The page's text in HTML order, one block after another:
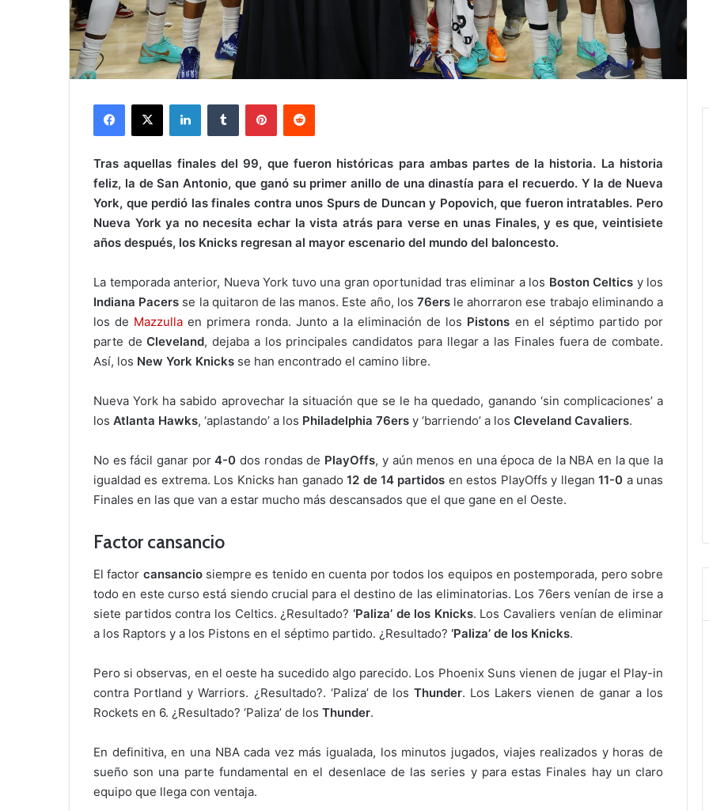
Tras aquellas finales del 99, que fueron históricas para ambas partes de la historia. La historia
feliz, la de San Antonio, que ganó su primer anillo de una dinastía para el recuerdo. Y la de Nueva
York, que perdió las finales contra unos Spurs de Duncan y Popovich, que fueron intratables. Pero
Nueva York ya no necesita echar la vista atrás para verse en unas Finales, y es que, veintisiete
años después, los Knicks regresan al mayor escenario del mundo del baloncesto.
La temporada anterior, Nueva York tuvo una gran oportunidad tras eliminar a los Boston Celtics y los
Indiana Pacers se la quitaron de las manos. Este año, los 76ersle ahorraron ese trabajo eliminando a
los de Mazzulla en primera ronda. Junto a la eliminación de los Pistons en el séptimo partido por
parte deCleveland, dejaba a los principales candidatos para llegar a las Finales fuera de combate.
Así, los New York Knicks se han encontrado el camino libre.
Nueva York ha sabido aprovechar la situación que se le ha quedado, ganando ‘sin complicaciones’ a
los Atlanta Hawks, ‘aplastando’ a los Philadelphia 76ers y ‘barriendo’ a los Cleveland Cavaliers.
No es fácil ganar por4-0 dos rondas de PlayOffs, y aún menos en una época de la NBA en la que la
igualdad es extrema. Los Knicks han ganado12 de 14 partidos en estos PlayOffs y llegan 11-0 a unas
Finales en las que van a estar mucho más descansados que el que gane en el Oeste.
Factor cansancio
El factor cansanciosiempre es tenido en cuenta por todos los equipos en postemporada, pero sobre
todo en este curso está siendo crucial para el destino de las eliminatorias. Los 76ers venían de irse a
siete partidos contra los Celtics. ¿Resultado? ‘Paliza’ de los Knicks. Los Cavaliers venían de eliminar
a los Raptors y a los Pistons en el séptimo partido. ¿Resultado? ‘Paliza’ de los Knicks.
Pero si observas, en el oeste ha sucedido algo parecido. Los Phoenix Suns vienen de jugar el Play-in
contra Portland y Warriors. ¿Resultado?. ‘Paliza’ de losThunder. Los Lakers vienen de ganar a los
Rockets en 6. ¿Resultado? ‘Paliza’ de los Thunder.
En definitiva, en una NBA cada vez más igualada, los minutos jugados, viajes realizados y horas de
sueño son una parte fundamental en el desenlace de las series y para estas Finales hay un claro
equipo que llega con ventaja.